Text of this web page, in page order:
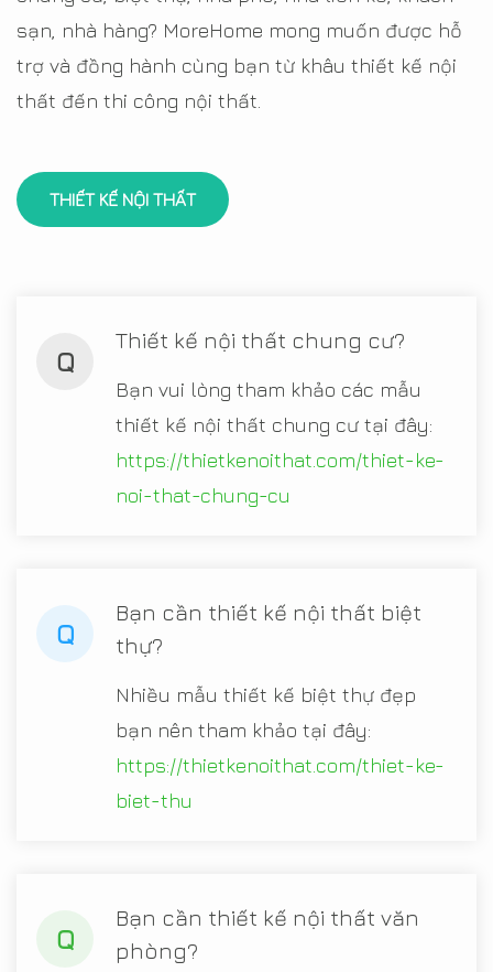
sạn, nhà hàng? MoreHome mong muốn được hỗ
trợ và đồng hành cùng bạn từ khâu thiết kế nội
thất đến thi công nội thất.
THIẾT KẾ NỘI THẤT
Q
Thiết kế nội thất chung cư?
Bạn vui lòng tham khảo các mẫu
thiết kế nội thất chung cư tại đây:
https://thietkenoithat.com/thiet-ke-
noi-that-chung-cu
Q
Bạn cần thiết kế nội thất biệt
thự?
Nhiều mẫu thiết kế biệt thự đẹp
bạn nên tham khảo tại đây:
https://thietkenoithat.com/thiet-ke-
biet-thu
Q
Bạn cần thiết kế nội thất văn
phòng?